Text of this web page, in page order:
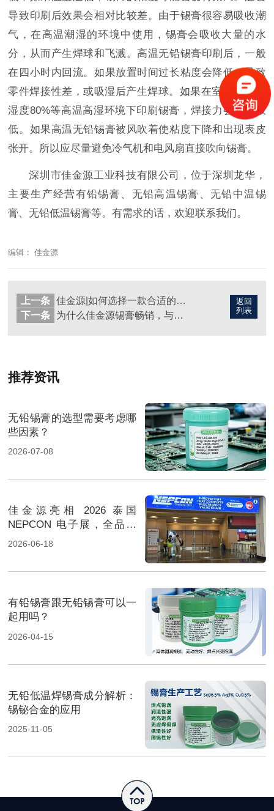
导致印刷后效果会相对比较差。由于锡膏很容易吸收潮
气，在高温潮湿的环境中使用，锡膏会吸收大量的水
分，从而产生焊球和飞溅。高温无铅锡膏印刷后，一般
在四小时内回流。如果放置时间过长粘度会降低，导致
零件焊接性差，或吸湿后产生焊球。如果在室温30度、
湿度80%等高温高湿环境下印刷锡膏，焊接力会变得极
低。如果高温无铅锡膏被风吹着使粘度下降和出现表皮
张开。所以应尽量避免冷气机和电风扇直接吹向锡膏。
深圳市佳金源工业科技有限公司，位于深圳龙华，
主要生产经营有铅锡膏、无铅高温锡膏、无铅中温锡
膏、无铅低温锡膏等。有需求的话，欢迎联系我们。
编辑： 佳金源
返回
列表
上一条
佳金源|如何选择一款合适的锡膏？
下一条
为什么佳金源锡膏畅销，与其他锡膏有什么不同？
推荐资讯
无铅锡膏的选型需要考虑哪
些因素？
2026-07-08
佳金源亮相 2026 泰国
NEPCON 电子展，全品类
焊料重磅展出，高性能锡膏
2026-06-18
有铅锡膏跟无铅锡膏可以一
起用吗？
2026-04-15
无铅低温焊锡膏成分解析：
锡铋合金的应用
2025-11-05